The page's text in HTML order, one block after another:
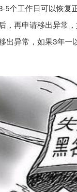
5个工作日可以恢
，再申请移出异常
出异常，如果3年